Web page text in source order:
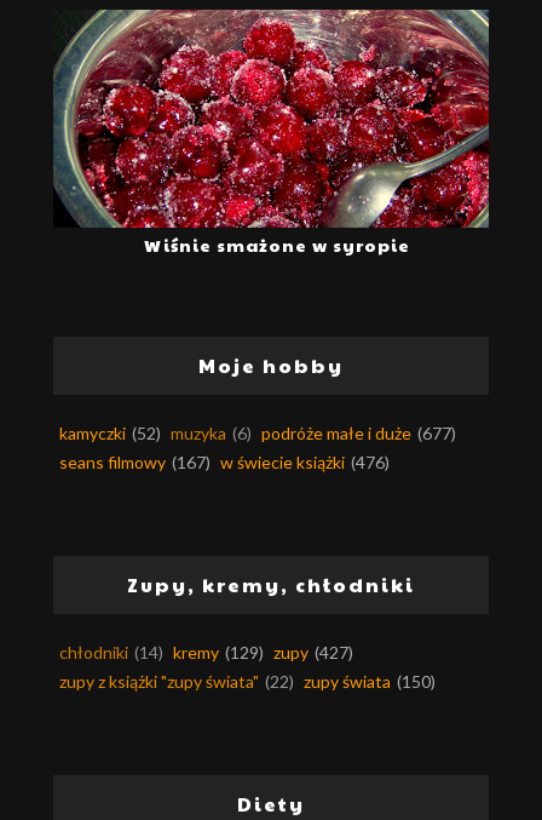
Wiśnie smażone w syropie
Moje hobby
kamyczki (52) muzyka (6) podróże małe i duże (677)
seans filmowy (167) w świecie książki (476)
Zupy, kremy, chłodniki
chłodniki (14) kremy (129) zupy (427)
zupy z książki "zupy świata" (22) zupy świata (150)
Diety